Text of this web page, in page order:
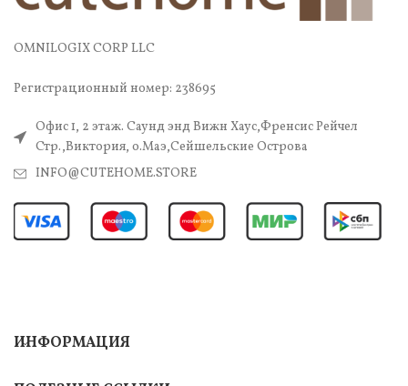
OMNILOGIX CORP LLC
Регистрационный номер: 238695
Офис 1, 2 этаж. Саунд энд Вижн Хаус,Френсис Рейчел
Стр.,Виктория, о.Маэ,Сейшельские Острова
INFO@CUTEHOME.STORE
ИНФОРМАЦИЯ